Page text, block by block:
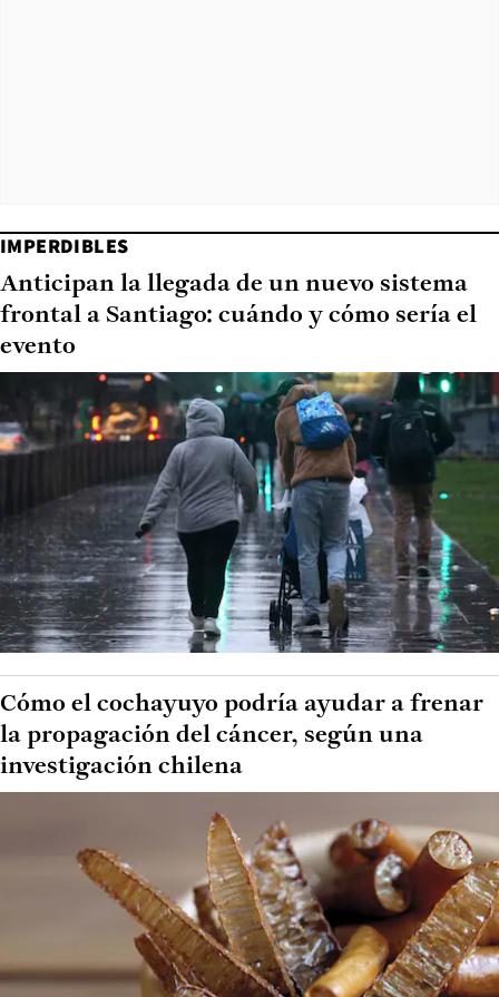
IMPERDIBLES
Anticipan la llegada de un nuevo sistema
frontal a Santiago: cuándo y cómo sería el
evento
Cómo el cochayuyo podría ayudar a frenar
la propagación del cáncer, según una
investigación chilena